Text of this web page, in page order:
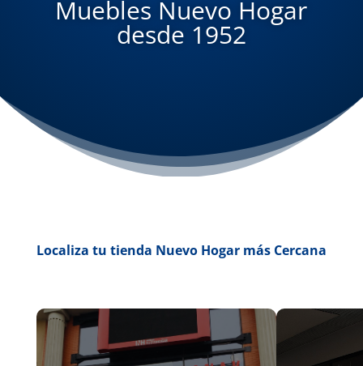
Muebles Nuevo Hogar
desde 1952
Localiza tu tienda Nuevo Hogar más Cercana